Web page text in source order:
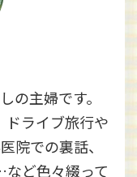
の主婦です。
ドライブ旅行や
院での裏話、
ど色々綴って